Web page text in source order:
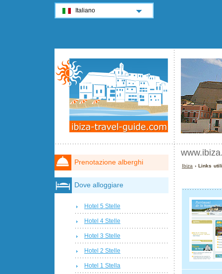
Ibiza › Links
Prenotazione alberghi
Dove alloggiare
Hotel 5 Stelle
Hotel 4 Stelle
Hotel 3 Stelle
Hotel 2 Stelle
Hotel 1 Stella
Italiano